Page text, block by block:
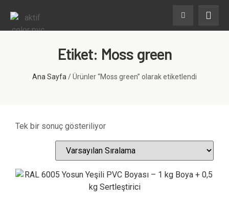
Etiket: Moss green
Ana Sayfa / Ürünler “Moss green” olarak etiketlendi
Tek bir sonuç gösteriliyor